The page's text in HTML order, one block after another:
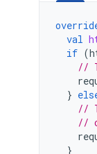
val
if (
//
}
//
//
}